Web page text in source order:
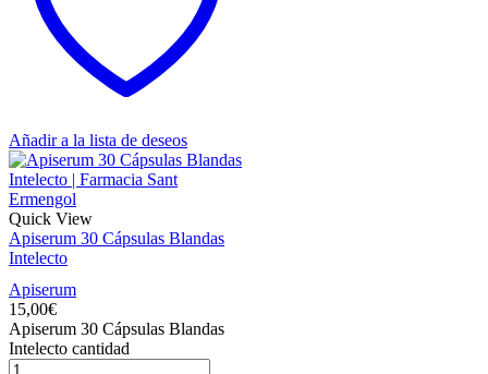
Añadir a la lista de deseos
Quick View
Apiserum 30 Cápsulas Blandas
Intelecto
Apiserum
15,00€
Apiserum 30 Cápsulas Blandas
Intelecto cantidad